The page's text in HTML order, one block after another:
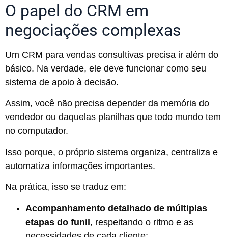
O papel do CRM em
negociações complexas
Um CRM para vendas consultivas precisa ir além do
básico. Na verdade, ele deve funcionar como seu
sistema de apoio à decisão.
Assim, você não precisa depender da memória do
vendedor ou daquelas planilhas que todo mundo tem
no computador.
Isso porque, o próprio sistema organiza, centraliza e
automatiza informações importantes.
Na prática, isso se traduz em:
Acompanhamento detalhado de múltiplas
etapas do funil, respeitando o ritmo e as